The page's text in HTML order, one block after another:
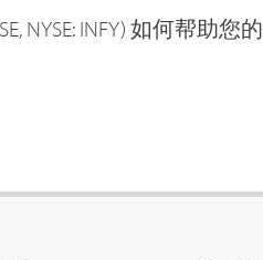
NYSE: INFY) 如何帮助